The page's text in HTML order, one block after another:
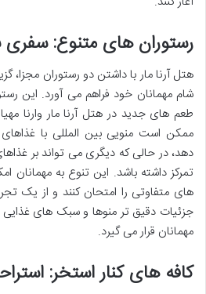
رستوران های متنوع: سفری
هتل آرنا مار با داشتن دو رستوران مجزا،
شام مهمانان خود فراهم می آورد. این
طعم های جدید در هتل آرنا مار وارنا
ممکن است منویی بین المللی با
دهد، در حالی که دیگری می تواند بر
تمرکز داشته باشد. این تنوع به
های متفاوتی را امتحان کنند و از یک
جزئیات دقیق تر منوها و سبک های غذایی
مهمانان قرار می گیرد.
کافه های کنار استخر: